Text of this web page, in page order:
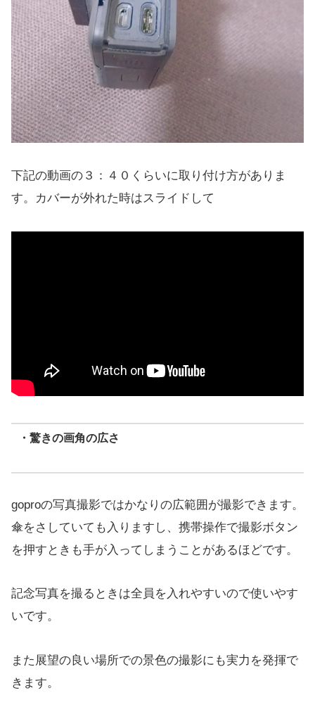
下記の動画の３：４０くらいに取り付け方がありま
す。カバーが外れた時はスライドして
・驚きの画角の広さ
goproの写真撮影ではかなりの広範囲が撮影できます。
傘をさしていても入りますし、携帯操作で撮影ボタン
を押すときも手が入ってしまうことがあるほどです。
記念写真を撮るときは全員を入れやすいので使いやす
いです。
また展望の良い場所での景色の撮影にも実力を発揮で
きます。